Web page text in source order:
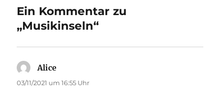
Ein Kommentar zu
„Musikinseln“
Alice
03/11/2021 um 16:55 Uhr